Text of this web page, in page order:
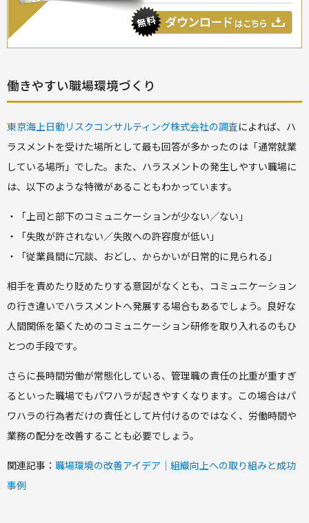
働きやすい職場環境づくり
東京海上日動リスクコンサルティング株式会社の調査によれば、ハ
ラスメントを受けた場所として最も回答が多かったのは「通常就業
している場所」でした。また、ハラスメントの発生しやすい職場に
は、以下のような特徴があることもわかっています。
・「上司と部下のコミュニケーションが少ない／ない」
・「失敗が許されない／失敗への許容度が低い」
・「従業員間に冗談、おどし、からかいが日常的に見られる」
相手を責めたり貶めたりする意図がなくとも、コミュニケーション
の行き違いでハラスメントへ発展する場合もあるでしょう。良好な
人間関係を築くためのコミュニケーション研修を取り入れるのもひ
とつの手段です。
さらに長時間労働が常態化している、管理職の責任の比重が重すぎ
るといった職場でもパワハラが起きやすくなります。この場合はパ
ワハラの行為者だけの責任として片付けるのではなく、労働時間や
業務の配分を改善することも必要でしょう。
関連記事： 職場環境の改善アイデア｜組織向上への取り組みと成功
事例